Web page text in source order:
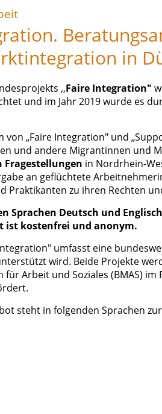
in
,,Faire Integration"
und im Jahr 2019 wurde es
von „Faire Integration" und
und andere Migrantinnen und
in Nordrhein-
an geflüchtete
Praktikanten zu ihren Rechten
Sprachen Deutsch und
ist kostenfrei und anonym.
umfasst eine
wird. Beide Projekte
Arbeit und Soziales (BMAS)
steht in folgenden Sprachen